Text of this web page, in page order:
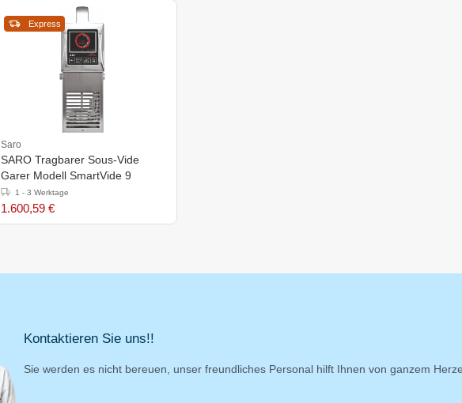
Express
Saro
SARO Tragbarer Sous-Vide
Garer Modell SmartVide 9
1 - 3 Werktage
1.600,59 €
Kontaktieren Sie uns!!
Sie werden es nicht bereuen, unser freundliches Personal hilft Ihnen von ganzem